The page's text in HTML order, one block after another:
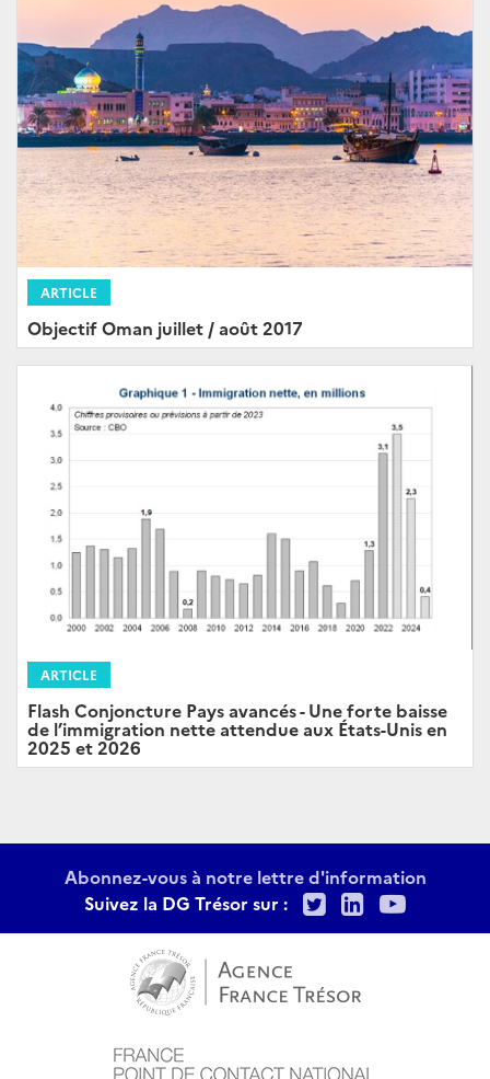
ARTICLE
Objectif Oman juillet / août 2017
ARTICLE
Flash Conjoncture Pays avancés - Une forte baisse
de l’immigration nette attendue aux États-Unis en
2025 et 2026
Abonnez-vous à notre lettre d'information
Suivez la DG Trésor sur :
TwitterLinkedIn